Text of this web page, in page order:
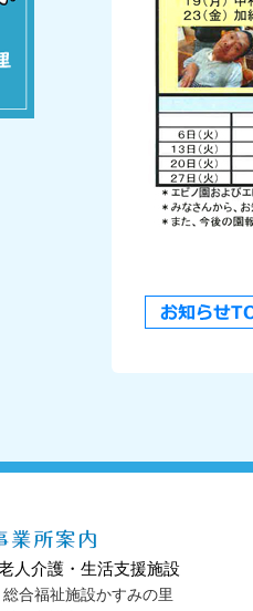
人介護・生活支援施設
総合福祉施設かすみの里